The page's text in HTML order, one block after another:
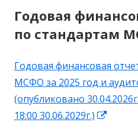
Годовая
по стандартам
Годовая финансовая
МСФО за 2025 год и
(опубликовано
18:00 30.06.2029г.)